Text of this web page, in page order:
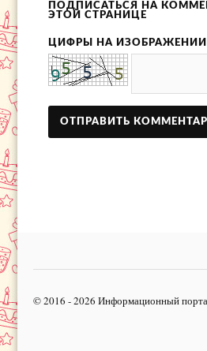
ПОДПИСАТЬСЯ НА
ЭТОЙ СТРАНИЦЕ
ЦИФРЫ НА ИЗОБРАЖЕНИИ
© 2016 - 2026 Информационный